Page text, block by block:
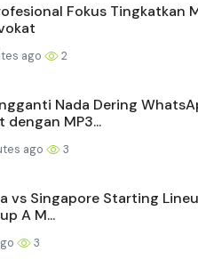
Fokus Tingkatkan
ago 2
Nada Dering
dengan MP3...
ago 3
vs Singapore Starting
A M...
3